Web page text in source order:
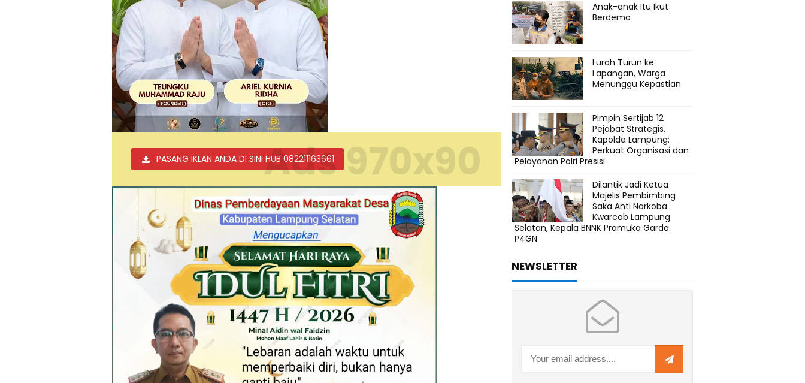
PASANG IKLAN ANDA DI SINI HUB 082211163661Ads 970x90
Anak-anak Itu Ikut
Berdemo
Lurah Turun ke
Lapangan, Warga
Menunggu Kepastian
Pimpin Sertijab 12
Pejabat Strategis,
Kapolda Lampung:
Perkuat Organisasi dan
Pelayanan Polri Presisi
Dilantik Jadi Ketua
Majelis Pembimbing
Saka Anti Narkoba
Kwarcab Lampung
Selatan, Kepala BNNK Pramuka Garda
P4GN
NEWSLETTER